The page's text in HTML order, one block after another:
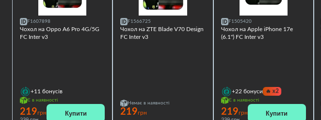
F1607898
Чохол на Oppo A6 Pro 4G/5G
FC Inter v3
+11 бонусів
Є в наявності
219грн Купити
F1566725
Чохол на ZTE Blade V70 Design
FC Inter v3
Немає в наявності
219грн
F1505420
Чохол на Apple iPhone 17e
(6.1") FC Inter v3
+22 бонуси 🔥 x2
Є в наявності
219грн Купити